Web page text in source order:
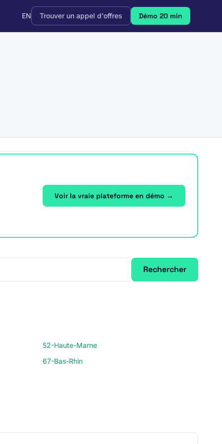
EN Trouver un appel d'offres Démo 20 min
Voir la vraie plateforme en démo →
Rechercher
52-Haute-Marne
67-Bas-Rhin